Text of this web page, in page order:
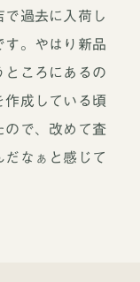
過去に入荷し
す。やはり新品
ところにあるの
作成している頃
ので、改めて査
なぁと感じて